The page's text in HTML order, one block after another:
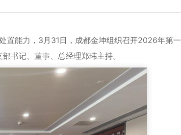
能力，3月31日，成都金坤组织召开2026年第一
书记、董事、总经理郑玮主持。